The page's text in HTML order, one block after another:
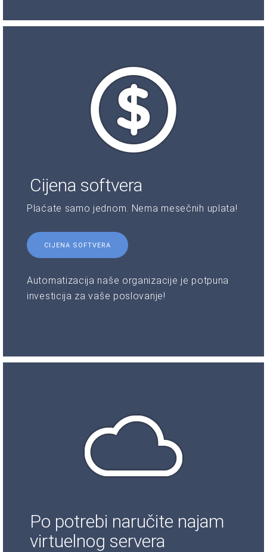
Cijena softvera
Plaćate samo jednom. Nema mesečnih uplata!
CIJENA SOFTVERA
Automatizacija naše organizacije je potpuna
investicija za vaše poslovanje!
Po potrebi naručite najam
virtuelnog servera